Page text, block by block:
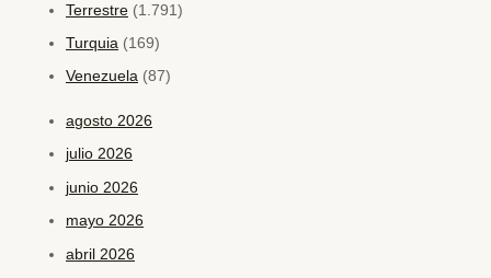
Terrestre (1.791)
Turquia (169)
Venezuela (87)
agosto 2026
julio 2026
junio 2026
mayo 2026
abril 2026